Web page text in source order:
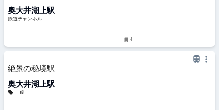
画 | 鉄道ニュース | 鉄道チャンネル
奥大井湖上駅
鉄道チャンネル
4
絶景の秘境駅
奥大井湖上駅
一般